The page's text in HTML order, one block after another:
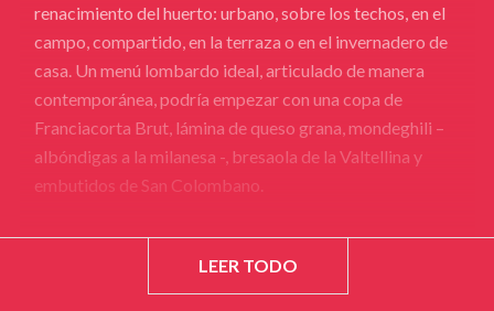
renacimiento del huerto: urbano, sobre los techos, en el
campo, compartido, en la terraza o en el invernadero de
casa. Un menú lombardo ideal, articulado de manera
contemporánea, podría empezar con una copa de
Franciacorta Brut, lámina de queso grana, mondeghili –
albóndigas a la milanesa -, bresaola de la Valtellina y
embutidos de San Colombano.
LEER TODO